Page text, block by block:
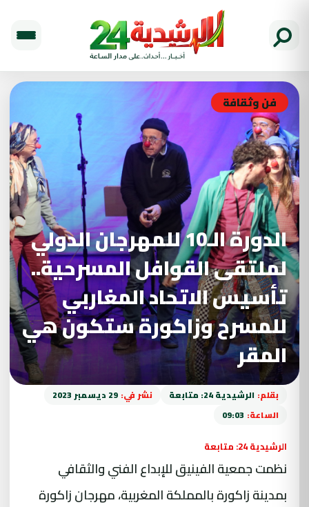
فن وثقافة
الدورة الـ10 للمهرجان الدولي
لملتقى القوافل المسرحية..
تأسيس الاتحاد المغاربي
للمسرح وزاكورة ستكون هي
المقر
بقلم: الرشيدية 24: متابعة نشر في: 29 ديسمبر 2023
الساعة: 09:03
الرشيدية 24: متابعة
نظمت جمعية الفينيق للإبداع الفني والثقافي
بمدينة زاكورة بالمملكة المغربية، مهرجان زاكورة